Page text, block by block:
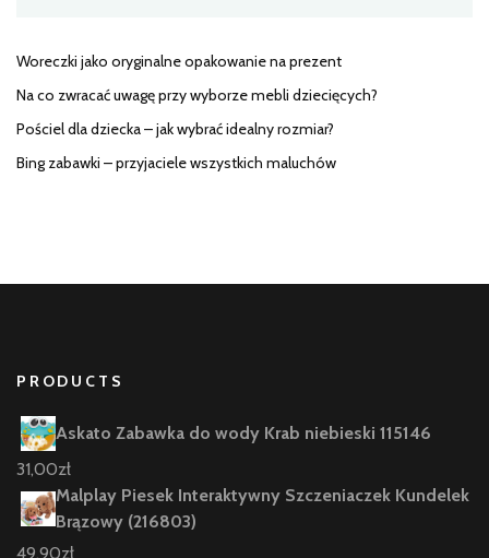
Woreczki jako oryginalne opakowanie na prezent
Na co zwracać uwagę przy wyborze mebli dziecięcych?
Pościel dla dziecka – jak wybrać idealny rozmiar?
Bing zabawki – przyjaciele wszystkich maluchów
PRODUCTS
Askato Zabawka do wody Krab niebieski 115146
31,00zł
Malplay Piesek Interaktywny Szczeniaczek Kundelek
Brązowy (216803)
49,90zł